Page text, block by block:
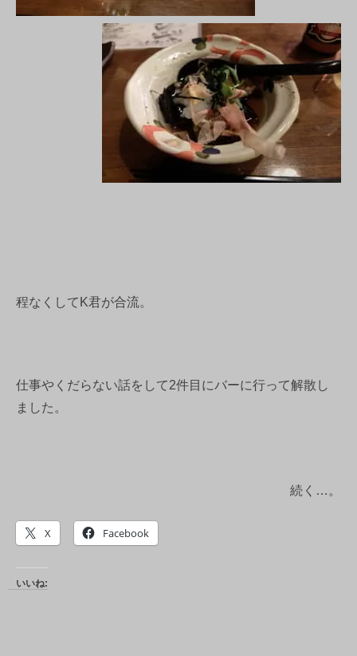
程なくしてK君が合流。
仕事やくだらない話をして2件目にバーに行って解散し
ました。
続く…。
X Facebook
いいね: